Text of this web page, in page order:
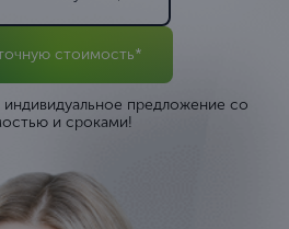
стоимость*
предложение со
и сроками!